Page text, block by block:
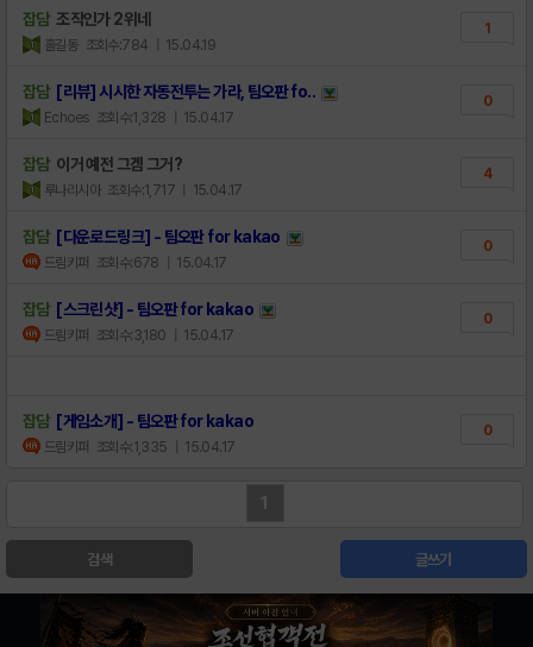
잡담 조작인가 2위네
홀길동 조회수:784 | 15.04.19
1
잡담 [리뷰] 시시한 자동전투는 가라, 팀오판 fo..
Echoes 조회수:1,328 | 15.04.17
0
잡담 이거 예전 그겜 그거?
루나리시아 조회수:1,717 | 15.04.17
4
잡담 [다운로드링크] - 팀오판 for kakao
드림키퍼 조회수:678 | 15.04.17
0
잡담 [스크린샷] - 팀오판 for kakao
드림키퍼 조회수:3,180 | 15.04.17
0
잡담 [게임소개] - 팀오판 for kakao
드림키퍼 조회수:1,335 | 15.04.17
0
1
검색 글쓰기